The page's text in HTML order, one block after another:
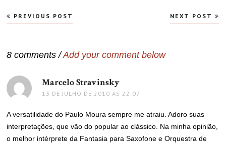
Navegação
de
PREVIOUS POST NEXT POST
8 comments /Add your comment below
Marcelo Stravinsky
13 DE JULHO DE 2010 ÀS 22:07
A versatilidade do Paulo Moura sempre me atraiu. Adoro suas
interpretações, que vão do popular ao clássico. Na minha opinião,
o melhor intérprete da Fantasia para Saxofone e Orquestra de